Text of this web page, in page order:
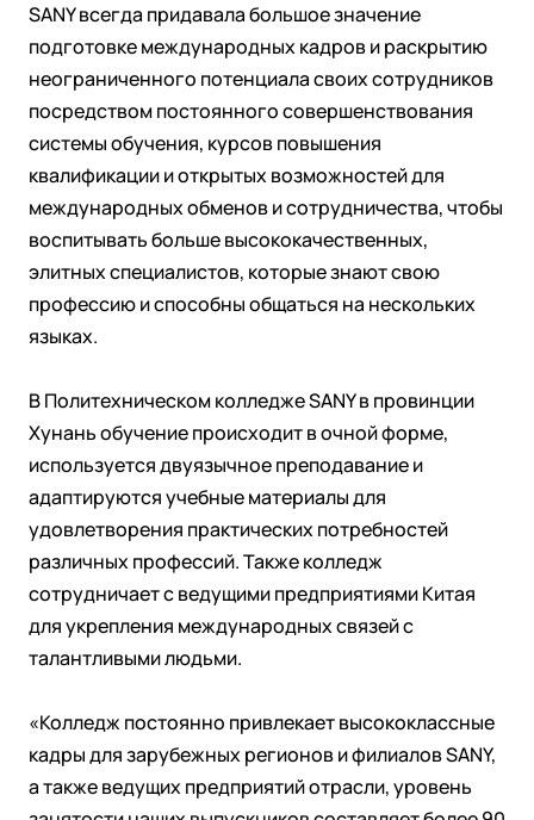
SANY всегда придавала большое значение
подготовке международных кадров и раскрытию
неограниченного потенциала своих сотрудников
посредством постоянного совершенствования
системы обучения, курсов повышения
квалификации и открытых возможностей для
международных обменов и сотрудничества, чтобы
воспитывать больше высококачественных,
элитных специалистов, которые знают свою
профессию и способны общаться на нескольких
языках.
В Политехническом колледже SANY в провинции
Хунань обучение происходит в очной форме,
используется двуязычное преподавание и
адаптируются учебные материалы для
удовлетворения практических потребностей
различных профессий. Также колледж
сотрудничает с ведущими предприятиями Китая
для укрепления международных связей с
талантливыми людьми.
«Колледж постоянно привлекает высококлассные
кадры для зарубежных регионов и филиалов SANY,
а также ведущих предприятий отрасли, уровень